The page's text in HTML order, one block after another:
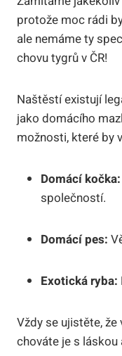
protože moc rádi
ale nemáme ty
chovu tygrů v ČR!
Naštěstí existují
jako domácího
možnosti, které by
Domácí kočka:
společností.
Domácí pes:
Exotická ryba:
Vždy se ujistěte,
chováte je s láskou